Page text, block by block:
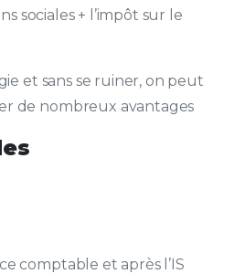
sociales + l’impôt sur le
et sans se ruiner, on peut
de nombreux avantages
comptable et après l’IS